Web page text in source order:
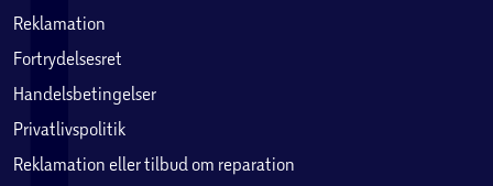
Reklamation
Fortrydelsesret
Handelsbetingelser
Privatlivspolitik
Reklamation eller tilbud om reparation